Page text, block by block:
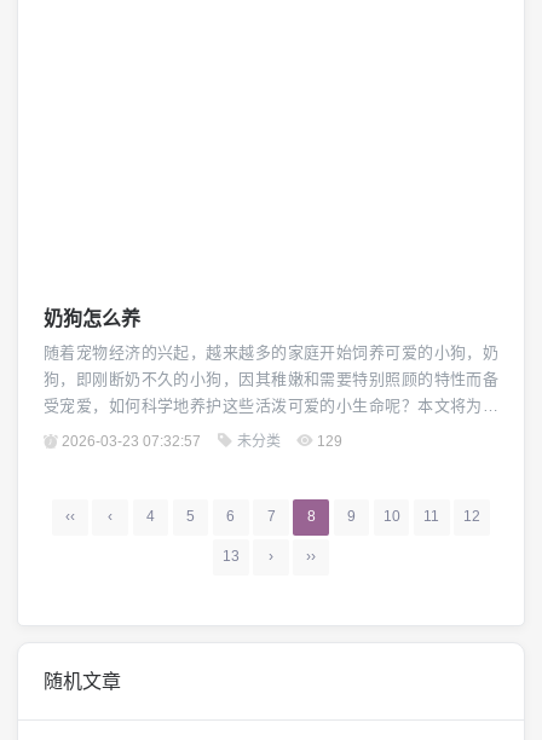
奶狗怎么养
随着宠物经济的兴起，越来越多的家庭开始饲养可爱的小狗，奶
狗，即刚断奶不久的小狗，因其稚嫩和需要特别照顾的特性而备
受宠爱，如何科学地养护这些活泼可爱的小生命呢？本文将为你
提供一些实用的建议。（图片来源网络，侵删） 饮食管理 奶狗的
物的比例合理，以满足奶狗快速生长的能量需求，...
2026-03-23 07:32:57 未分类 129
‹‹ ‹ 4 5 6 7 8 9 10 11 12
13 › ››
随机文章